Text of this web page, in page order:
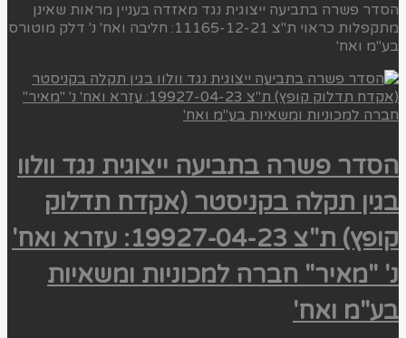
הסדר פשרה בתביעה ייצוגית נגד מאזדה בעניין מראות שאינן
מתקפלות כראוי ת"צ 11165-12-21: חליבה ואח' נ' דלק מוטורס
בע"מ ואח'
הסדר פשרה בתביעה ייצוגית נגד וולוו
בגין תקלה בקניסטר (אקדח תדלוק
קופץ) ת"צ 19927-04-23: עזרא ואח'
נ' "מאיר" חברה למכוניות ומשאיות
בע"מ ואח'